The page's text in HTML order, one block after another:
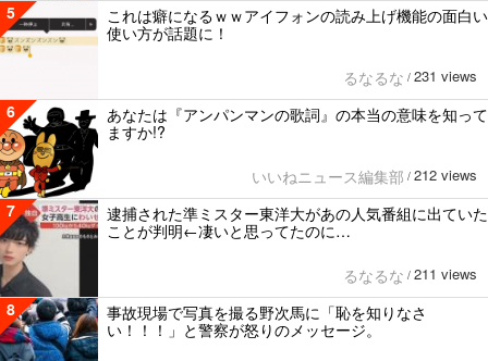
5
これは癖になるｗｗアイフォンの読み上げ機能の面白い
使い方が話題に！
るなるな / 231 views
6
あなたは『アンパンマンの歌詞』の本当の意味を知って
ますか!?
いいねニュース編集部 / 212 views
7
逮捕された準ミスター東洋大があの人気番組に出ていた
ことが判明←凄いと思ってたのに…
るなるな / 211 views
8
事故現場で写真を撮る野次馬に「恥を知りなさ
い！！！」と警察が怒りのメッセージ。